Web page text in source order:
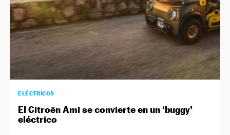
ELÉCTRICOS
El Citroën Ami se convierte en un ‘buggy’
eléctrico